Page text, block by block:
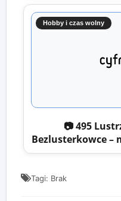
Hobby i czas wolny
📷 495
Bezlusterkowce –
Tagi: Brak